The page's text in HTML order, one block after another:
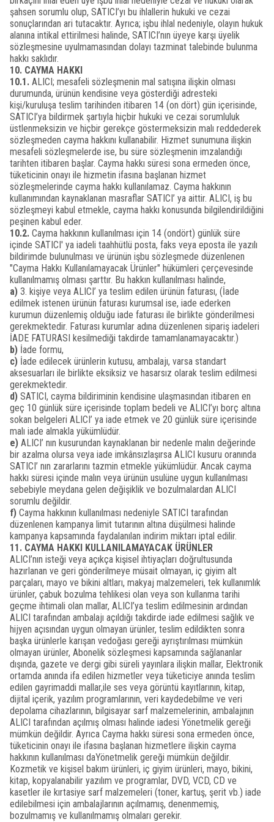
şahsen sorumlu olup, SATICI’yı bu ihlallerin hukuki ve cezai
sonuçlarından ari tutacaktır. Ayrıca; işbu ihlal nedeniyle, olayın hukuk
alanına intikal ettirilmesi halinde, SATICI’nın üyeye karşı üyelik
sözleşmesine uyulmamasından dolayı tazminat talebinde bulunma
hakkı saklıdır.
10. CAYMA HAKKI
10.1. ALICI; mesafeli sözleşmenin mal satışına ilişkin olması
durumunda, ürünün kendisine veya gösterdiği adresteki
kişi/kuruluşa teslim tarihinden itibaren 14 (on dört) gün içerisinde,
SATICI’ya bildirmek şartıyla hiçbir hukuki ve cezai sorumluluk
üstlenmeksizin ve hiçbir gerekçe göstermeksizin malı reddederek
sözleşmeden cayma hakkını kullanabilir. Hizmet sunumuna ilişkin
mesafeli sözleşmelerde ise, bu süre sözleşmenin imzalandığı
tarihten itibaren başlar. Cayma hakkı süresi sona ermeden önce,
tüketicinin onayı ile hizmetin ifasına başlanan hizmet
sözleşmelerinde cayma hakkı kullanılamaz. Cayma hakkının
kullanımından kaynaklanan masraflar SATICI’ ya aittir. ALICI, iş bu
sözleşmeyi kabul etmekle, cayma hakkı konusunda bilgilendirildiğini
peşinen kabul eder.
10.2. Cayma hakkının kullanılması için 14 (ondört) günlük süre
içinde SATICI' ya iadeli taahhütlü posta, faks veya eposta ile yazılı
bildirimde bulunulması ve ürünün işbu sözleşmede düzenlenen
"Cayma Hakkı Kullanılamayacak Ürünler" hükümleri çerçevesinde
kullanılmamış olması şarttır. Bu hakkın kullanılması halinde,
a) 3. kişiye veya ALICI’ ya teslim edilen ürünün faturası, (İade
edilmek istenen ürünün faturası kurumsal ise, iade ederken
kurumun düzenlemiş olduğu iade faturası ile birlikte gönderilmesi
gerekmektedir. Faturası kurumlar adına düzenlenen sipariş iadeleri
İADE FATURASI kesilmediği takdirde tamamlanamayacaktır.)
b) İade formu,
c) İade edilecek ürünlerin kutusu, ambalajı, varsa standart
aksesuarları ile birlikte eksiksiz ve hasarsız olarak teslim edilmesi
gerekmektedir.
d) SATICI, cayma bildiriminin kendisine ulaşmasından itibaren en
geç 10 günlük süre içerisinde toplam bedeli ve ALICI’yı borç altına
sokan belgeleri ALICI’ ya iade etmek ve 20 günlük süre içerisinde
malı iade almakla yükümlüdür.
e) ALICI’ nın kusurundan kaynaklanan bir nedenle malın değerinde
bir azalma olursa veya iade imkânsızlaşırsa ALICI kusuru oranında
SATICI’ nın zararlarını tazmin etmekle yükümlüdür. Ancak cayma
hakkı süresi içinde malın veya ürünün usulüne uygun kullanılması
sebebiyle meydana gelen değişiklik ve bozulmalardan ALICI
sorumlu değildir.
f) Cayma hakkının kullanılması nedeniyle SATICI tarafından
düzenlenen kampanya limit tutarının altına düşülmesi halinde
kampanya kapsamında faydalanılan indirim miktarı iptal edilir.
11. CAYMA HAKKI KULLANILAMAYACAK ÜRÜNLER
ALICI’nın isteği veya açıkça kişisel ihtiyaçları doğrultusunda
hazırlanan ve geri gönderilmeye müsait olmayan, iç giyim alt
parçaları, mayo ve bikini altları, makyaj malzemeleri, tek kullanımlık
ürünler, çabuk bozulma tehlikesi olan veya son kullanma tarihi
geçme ihtimali olan mallar, ALICI’ya teslim edilmesinin ardından
ALICI tarafından ambalajı açıldığı takdirde iade edilmesi sağlık ve
hijyen açısından uygun olmayan ürünler, teslim edildikten sonra
başka ürünlerle karışan vedoğası gereği ayrıştırılması mümkün
olmayan ürünler, Abonelik sözleşmesi kapsamında sağlananlar
dışında, gazete ve dergi gibi süreli yayınlara ilişkin mallar, Elektronik
ortamda anında ifa edilen hizmetler veya tüketiciye anında teslim
edilen gayrimaddi mallar,ile ses veya görüntü kayıtlarının, kitap,
dijital içerik, yazılım programlarının, veri kaydedebilme ve veri
depolama cihazlarının, bilgisayar sarf malzemelerinin, ambalajının
ALICI tarafından açılmış olması halinde iadesi Yönetmelik gereği
mümkün değildir. Ayrıca Cayma hakkı süresi sona ermeden önce,
tüketicinin onayı ile ifasına başlanan hizmetlere ilişkin cayma
hakkının kullanılması daYönetmelik gereği mümkün değildir.
Kozmetik ve kişisel bakım ürünleri, iç giyim ürünleri, mayo, bikini,
kitap, kopyalanabilir yazılım ve programlar, DVD, VCD, CD ve
kasetler ile kırtasiye sarf malzemeleri (toner, kartuş, şerit vb.) iade
edilebilmesi için ambalajlarının açılmamış, denenmemiş,
bozulmamış ve kullanılmamış olmaları gerekir.